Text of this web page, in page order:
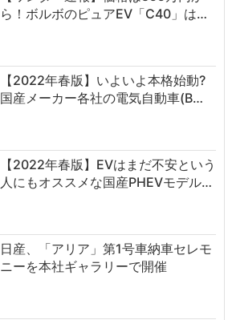
ら！ボルボのピュアEV「C40」は…
【2022年春版】いよいよ本格始動?
国産メーカー各社の電気自動車(B…
【2022年春版】EVはまだ不安という
人にもオススメな国産PHEVモデル…
日産、「アリア」第1号車納車セレモ
ニーを本社ギャラリーで開催